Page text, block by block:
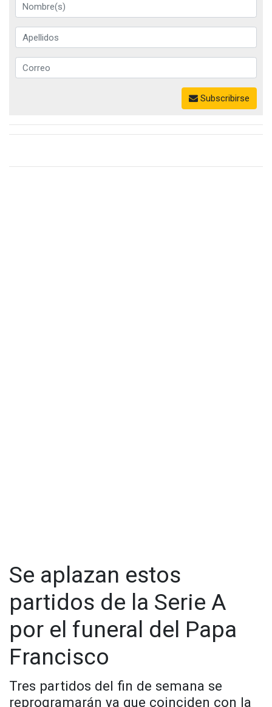
Subscribirse
Se aplazan estos
partidos de la Serie A
por el funeral del Papa
Francisco
Tres partidos del fin de semana se
reprogramarán ya que coinciden con la